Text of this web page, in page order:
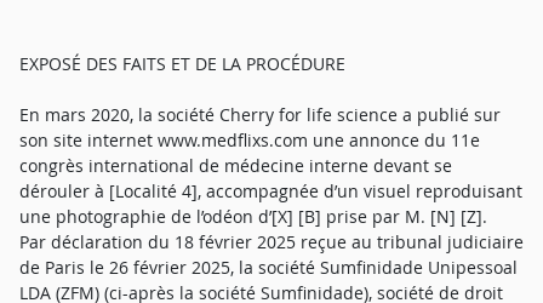
EXPOSÉ DES FAITS ET DE LA PROCÉDURE
En mars 2020, la société Cherry for life science a publié sur
son site internet www.medflixs.com une annonce du 11e
congrès international de médecine interne devant se
dérouler à [Localité 4], accompagnée d’un visuel reproduisant
une photographie de l’odéon d’[X] [B] prise par M. [N] [Z].
Par déclaration du 18 février 2025 reçue au tribunal judiciaire
de Paris le 26 février 2025, la société Sumfinidade Unipessoal
LDA (ZFM) (ci-après la société Sumfinidade), société de droit